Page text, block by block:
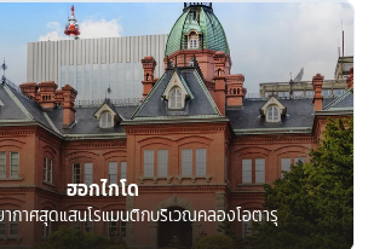
ฮอกไกโด
กาศสุดแสนโรแมนติกบริเวณคลองโอตารุ